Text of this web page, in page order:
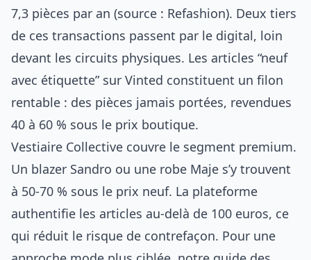
7,3 pièces par an (source : Refashion). Deux tiers
de ces transactions passent par le digital, loin
devant les circuits physiques. Les articles “neuf
avec étiquette” sur Vinted constituent un filon
rentable : des pièces jamais portées, revendues
40 à 60 % sous le prix boutique.
Vestiaire Collective couvre le segment premium.
Un blazer Sandro ou une robe Maje s’y trouvent
à 50-70 % sous le prix neuf. La plateforme
authentifie les articles au-delà de 100 euros, ce
qui réduit le risque de contrefaçon. Pour une